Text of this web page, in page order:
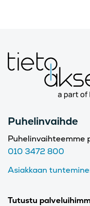
Puhelinvaihde
Puhelinvaihteemme
010 3472 800
Asiakkaan
Tutustu